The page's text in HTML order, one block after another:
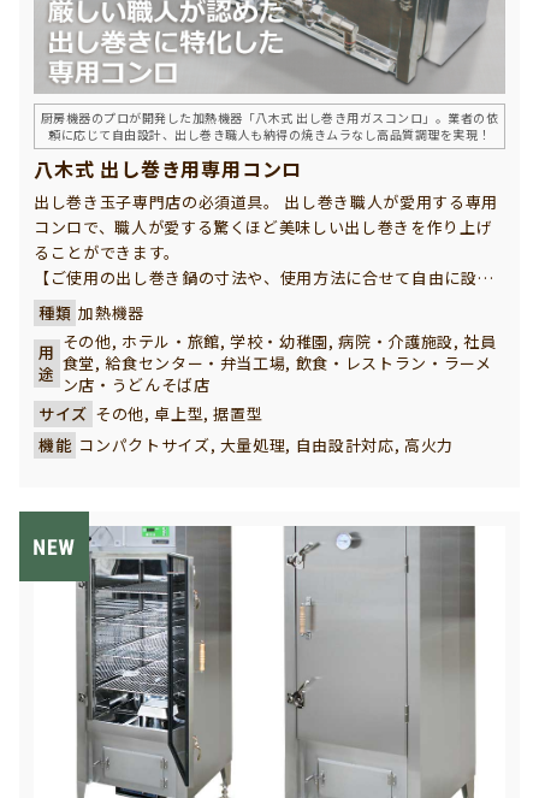
厨房機器のプロが開発した加熱機器「八木式 出し巻き用ガスコンロ」。業者の依
頼に応じて自由設計、出し巻き職人も納得の焼きムラなし高品質調理を実現！
八木式 出し巻き用専用コンロ
出し巻き玉子専門店の必須道具。 出し巻き職人が愛用する専用
コンロで、職人が愛する驚くほど美味しい出し巻きを作り上げ
ることができます。
【ご使用の出し巻き鍋の寸法や、使用方法に合せて自由に設計
製作いたします】
厳しい職人が認めた出し巻きを焼くことだけに特化した専用コ
ンロです。有名出し巻き専門店で多数ご採用いただいている、
業務用本格タイプと家庭用ミニタイプの２つのラインナップを
ご用意しています。
イベントや催事、物産展での実演販売など設置環境が異なる場
所でも使いやすいよう、左右のどちらでもガスが取れる設計に
こちらのお問い合わせフォームからご相談頂けますよう御願い
致します。
種類 加熱機器
用
途
その他, ホテル・旅館, 学校・幼稚園, 病院・介護施設, 社員
食堂, 給食センター・弁当工場, 飲食・レストラン・ラーメ
ン店・うどんそば店
サイズ その他, 卓上型, 据置型
機能 コンパクトサイズ, 大量処理, 自由設計対応, 高火力